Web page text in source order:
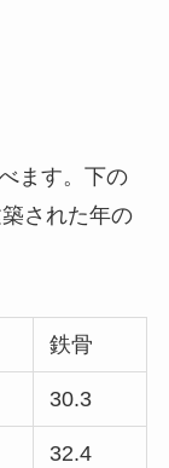
ます。下の
された年の
鉄骨
30.3
32.4